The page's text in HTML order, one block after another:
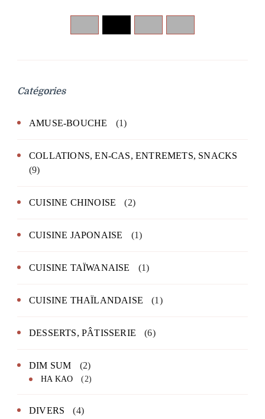
Catégories
AMUSE-BOUCHE (1)
COLLATIONS, EN-CAS, ENTREMETS, SNACKS
(9)
CUISINE CHINOISE (2)
CUISINE JAPONAISE (1)
CUISINE TAÏWANAISE (1)
CUISINE THAÏLANDAISE (1)
DESSERTS, PÂTISSERIE (6)
DIM SUM (2)
HA KAO (2)
DIVERS (4)